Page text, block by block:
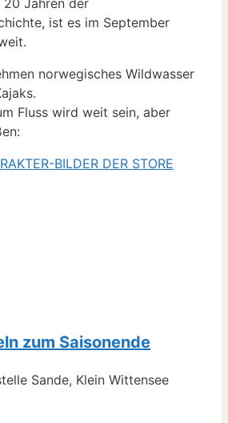
Jahren der
ist es im September
norwegisches Wildwasser
Fluss wird weit sein, aber
BILDER DER STORE
zum Saisonende
Sande, Klein Wittensee